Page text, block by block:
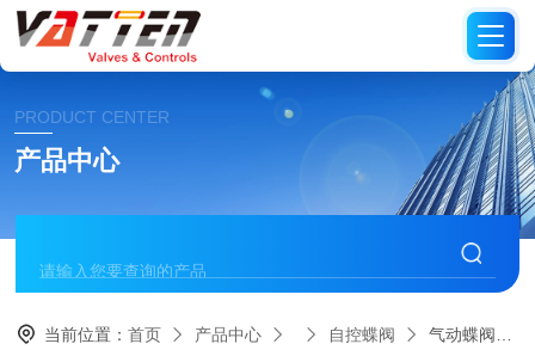
PRODUCT CENTER
产品中心
当前位置：首页 产品中心 自控蝶阀 气动蝶阀卫生级